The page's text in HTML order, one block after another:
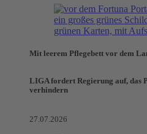
Mit leerem Pflegebett vor dem
LIGA fordert Regierung auf, das
verhindern
27.07.2026